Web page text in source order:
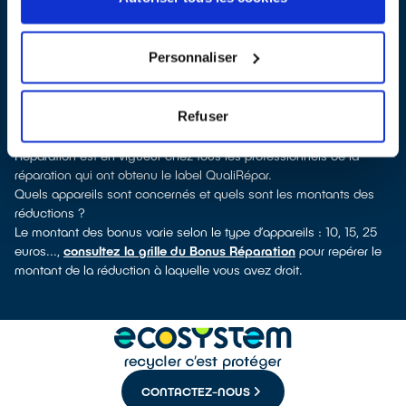
Personnaliser
Refuser
vous pouvez consulter notre annuaire de réparateurs labellisés
QualiRépar. En cliquant sur la fiche détaillée du réparateur, vous
obtenu le label. Congélateur, sèche-linge, petit électroménager,
TV, smartphone, outillage électroportatif : à chaque famille
d’appareils son réparateur spécialisé et labellisé QualiRépar.
Comment bénéficier du Bonus Réparation à Champcevinel ?
Immédiatement déduit de la facture par le réparateur, le Bonus
Réparation est en vigueur chez tous les professionnels de la
réparation qui ont obtenu le label QualiRépar.
Quels appareils sont concernés et quels sont les montants des
réductions ?
Le montant des bonus varie selon le type d’appareils : 10, 15, 25
euros..., consultez la grille du Bonus Réparation pour repérer le
montant de la réduction à laquelle vous avez droit.
CONTACTEZ-NOUS